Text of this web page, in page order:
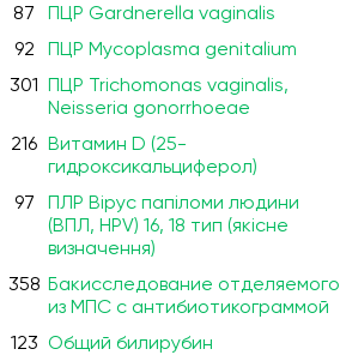
87 ПЦР Gardnerella vaginalis
92 ПЦР Mycoplasma genitalium
301
ПЦР Trichomonas vaginalis,
Neisseria gonorrhoeae
216
Витамин D (25-
гидроксикальциферол)
97
ПЛР Вірус папіломи людини
(ВПЛ, HPV) 16, 18 тип (якісне
визначення)
358 Бакисследование отделяемого
из МПС с антибиотикограммой
123 Общий билирубин